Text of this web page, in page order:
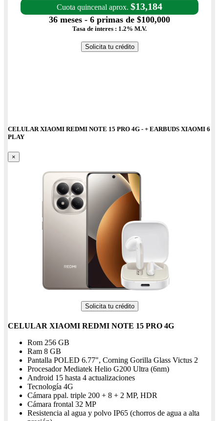
Cuota quincenal aprox. $13,184
36 meses - 6 primas de $100,000
Tasa de interes : 1.2% M.V.
Solicita tu crédito
CELULAR XIAOMI REDMI NOTE 15 PRO 4G - + EARBUDS XIAOMI 6
PLAY
×
Solicita tu crédito
CELULAR XIAOMI REDMI NOTE 15 PRO 4G
Rom 256 GB
Ram 8 GB
Pantalla POLED 6.77", Corning Gorilla Glass Victus 2
Procesador Mediatek Helio G200 Ultra (6nm)
Android 15 hasta 4 actualizaciones
Tecnología 4G
Cámara ppal. triple 200 + 8 + 2 MP, HDR
Cámara frontal 32 MP
Resistencia al agua y polvo IP65 (chorros de agua a alta